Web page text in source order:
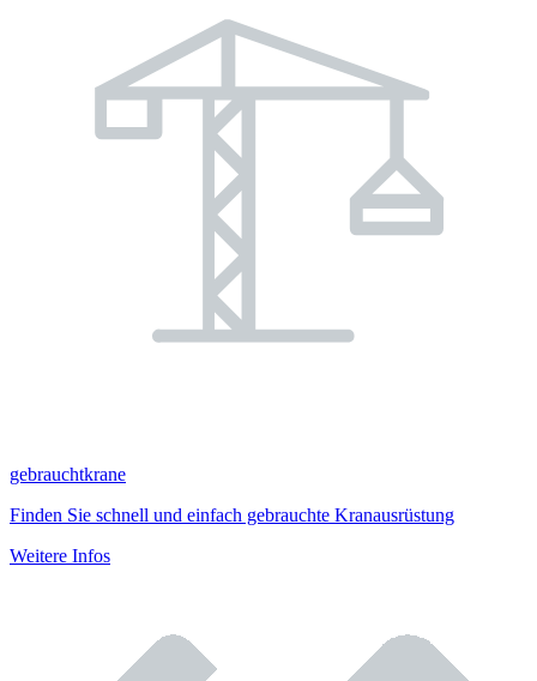
gebrauchtkrane
Finden Sie schnell und einfach gebrauchte Kranausrüstung
Weitere Infos